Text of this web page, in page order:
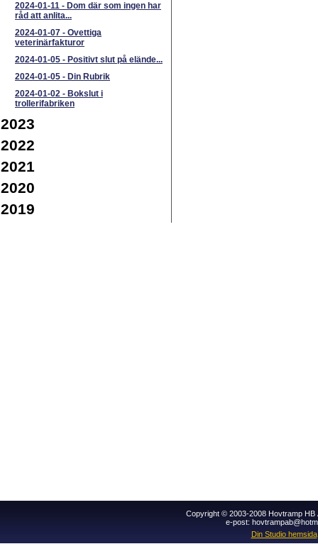
2024-01-11 - Dom där som ingen har
råd att anlita...
2024-01-07 - Ovettiga
veterinärfakturor
2024-01-05 - Positivt slut på elände...
2024-01-05 - Din Rubrik
2024-01-02 - Bokslut i
trollerifabriken
2023
2022
2021
2020
2019
Copyright © 2003-2008 Hovtramp HB
e-post:
Din Studio hemsida